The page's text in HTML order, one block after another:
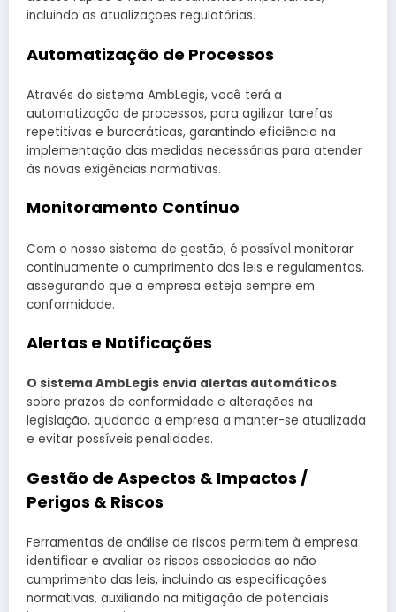
incluindo as atualizações regulatórias.
Automatização de Processos
Através do sistema AmbLegis, você terá a
automatização de processos, para agilizar tarefas
repetitivas e burocráticas, garantindo eficiência na
implementação das medidas necessárias para atender
às novas exigências normativas.
Monitoramento Contínuo
Com o nosso sistema de gestão, é possível monitorar
continuamente o cumprimento das leis e regulamentos,
assegurando que a empresa esteja sempre em
conformidade.
Alertas e Notificações
O sistema AmbLegis envia alertas automáticos
sobre prazos de conformidade e alterações na
legislação, ajudando a empresa a manter-se atualizada
e evitar possíveis penalidades.
Gestão de Aspectos & Impactos /
Perigos & Riscos
Ferramentas de análise de riscos permitem à empresa
identificar e avaliar os riscos associados ao não
cumprimento das leis, incluindo as especificações
normativas, auxiliando na mitigação de potenciais